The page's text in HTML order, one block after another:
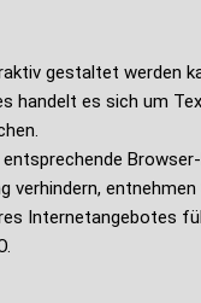
gestaltet werden
handelt es sich um
Internetangebotes